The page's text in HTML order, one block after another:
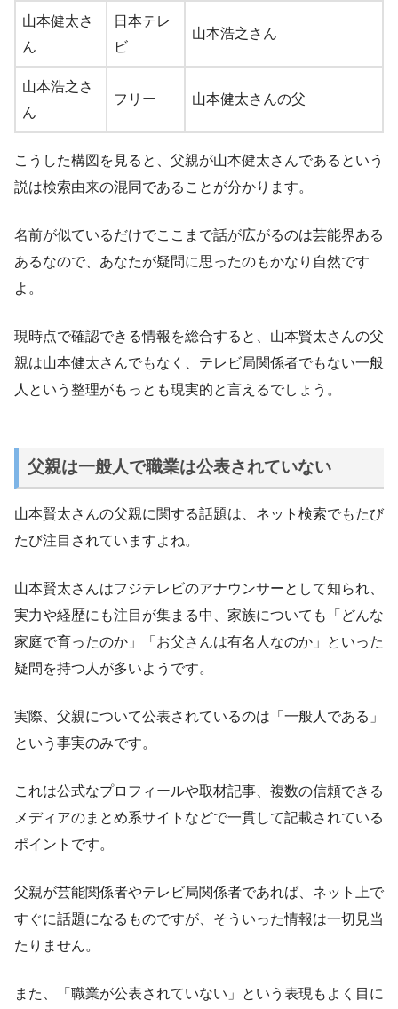
山本健太さ
ん
日本テレ
ビ
山本浩之さん
山本浩之さ
ん
フリー 山本健太さんの父
こうした構図を見ると、父親が山本健太さんであるという
説は検索由来の混同であることが分かります。
名前が似ているだけでここまで話が広がるのは芸能界ある
あるなので、あなたが疑問に思ったのもかなり自然です
よ。
現時点で確認できる情報を総合すると、山本賢太さんの父
親は山本健太さんでもなく、テレビ局関係者でもない一般
人という整理がもっとも現実的と言えるでしょう。
父親は一般人で職業は公表されていない
山本賢太さんの父親に関する話題は、ネット検索でもたび
たび注目されていますよね。
山本賢太さんはフジテレビのアナウンサーとして知られ、
実力や経歴にも注目が集まる中、家族についても「どんな
家庭で育ったのか」「お父さんは有名人なのか」といった
疑問を持つ人が多いようです。
実際、父親について公表されているのは「一般人である」
という事実のみです。
これは公式なプロフィールや取材記事、複数の信頼できる
メディアのまとめ系サイトなどで一貫して記載されている
ポイントです。
父親が芸能関係者やテレビ局関係者であれば、ネット上で
すぐに話題になるものですが、そういった情報は一切見当
たりません。
また、「職業が公表されていない」という表現もよく目に